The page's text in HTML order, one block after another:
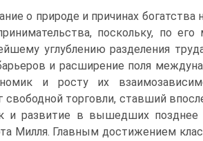
о природе и причинах богатства
поскольку, по его
углублению разделения
и расширение поля
и росту их
торговли, ставший
и развитие в вышедших позднее
Милля. Главным достижением